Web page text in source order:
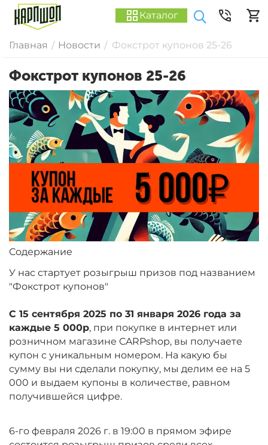
Каталог
Главная / Новости / Фокстрот купонов 25-26
Фокстрот купонов 25-26
Содержание
У нас стартует розыгрыш призов под названием
"Фокстрот купонов"
С 15 сентября 2025 по 31 января 2026 года за
каждые 5 000р, при покупке в интернет или
розничном магазине CARPshop, вы получаете
купон с уникальным номером. На какую бы
сумму вы ни сделали покупку, мы делим ее на 5
000 и выдаем купоны в количестве, равном
получившейся цифре.
6-го февраля 2026 г. в 19:00 в прямом эфире